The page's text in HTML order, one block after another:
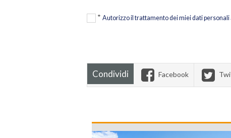
* Autorizzo il trattamento dei miei dati
Condividi Facebook